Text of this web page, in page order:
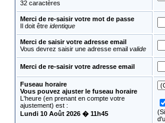
32 caractères
Merci de re-saisir votre mot de passe
Il doit être identique
Merci de saisir votre adresse email
Vous devrez saisir une adresse email valide
Merci de re-saisir votre adresse email
Fuseau horaire
Vous pouvez ajuster le fuseau horaire
L'heure (en prenant en compte votre
ajustement) est :
Lundi 10 Août 2026 � 11h45